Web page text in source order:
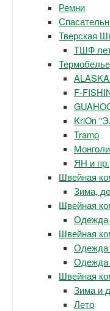
Ремни
Тверская
ТШФ
Термобелье
F-
KriOn
Tramp
ЯН и пр.
Швейная
Зима,
Швейная
Одежда
Швейная
Одежда
Одежда
Швейная
Зима и
Лето